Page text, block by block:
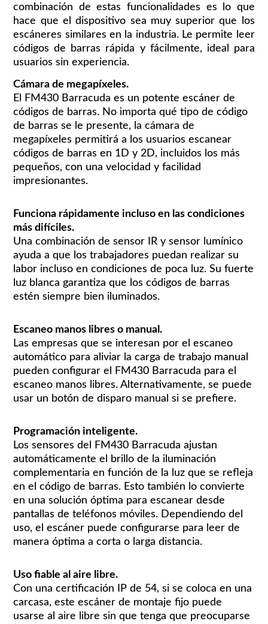
combinación de estas funcionalidades es lo que
hace que el dispositivo sea muy superior que los
escáneres similares en la industria. Le permite leer
códigos de barras rápida y fácilmente, ideal para
usuarios sin experiencia.
Cámara de megapíxeles.
El FM430 Barracuda es un potente escáner de
códigos de barras. No importa qué tipo de código
de barras se le presente, la cámara de
megapíxeles permitirá a los usuarios escanear
códigos de barras en 1D y 2D, incluidos los más
pequeños, con una velocidad y facilidad
impresionantes.
Funciona rápidamente incluso en las condiciones
más difíciles.
Una combinación de sensor IR y sensor lumínico
ayuda a que los trabajadores puedan realizar su
labor incluso en condiciones de poca luz. Su fuerte
luz blanca garantiza que los códigos de barras
estén siempre bien iluminados.
Escaneo manos libres o manual.
Las empresas que se interesan por el escaneo
automático para aliviar la carga de trabajo manual
pueden configurar el FM430 Barracuda para el
escaneo manos libres. Alternativamente, se puede
usar un botón de disparo manual si se prefiere.
Programación inteligente.
Los sensores del FM430 Barracuda ajustan
automáticamente el brillo de la iluminación
complementaria en función de la luz que se refleja
en el código de barras. Esto también lo convierte
en una solución óptima para escanear desde
pantallas de teléfonos móviles. Dependiendo del
uso, el escáner puede configurarse para leer de
manera óptima a corta o larga distancia.
Uso fiable al aire libre.
Con una certificación IP de 54, si se coloca en una
carcasa, este escáner de montaje fijo puede
usarse al aire libre sin que tenga que preocuparse